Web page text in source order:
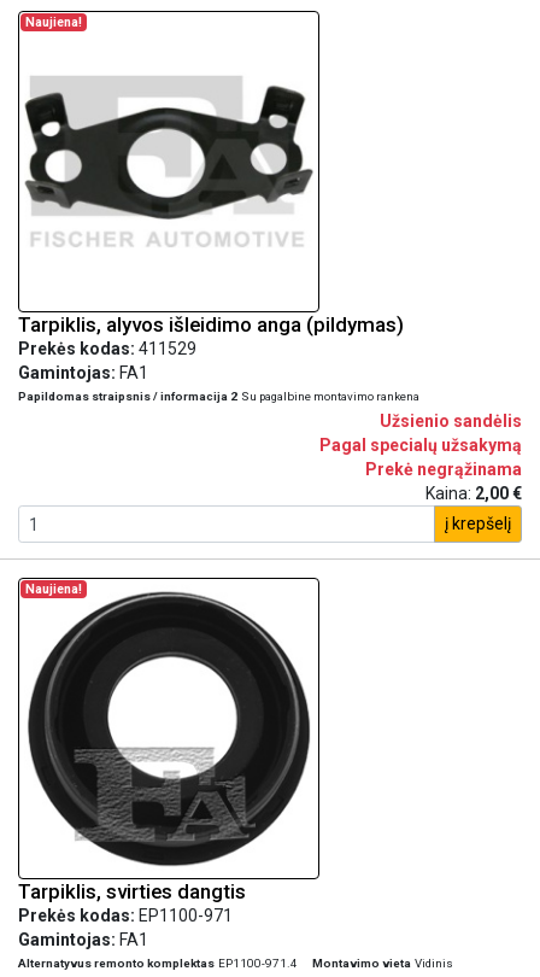
Naujiena!
Tarpiklis, alyvos išleidimo anga (pildymas)
Prekės kodas: 411529
Gamintojas: FA1
Papildomas straipsnis / informacija 2 Su pagalbine montavimo rankena
Užsienio sandėlis
Pagal specialų užsakymą
Prekė negrąžinama
Kaina: 2,00 €
į krepšelį
Naujiena!
Tarpiklis, svirties dangtis
Prekės kodas: EP1100-971
Gamintojas: FA1
Alternatyvus remonto komplektas EP1100-971.4 Montavimo vieta Vidinis